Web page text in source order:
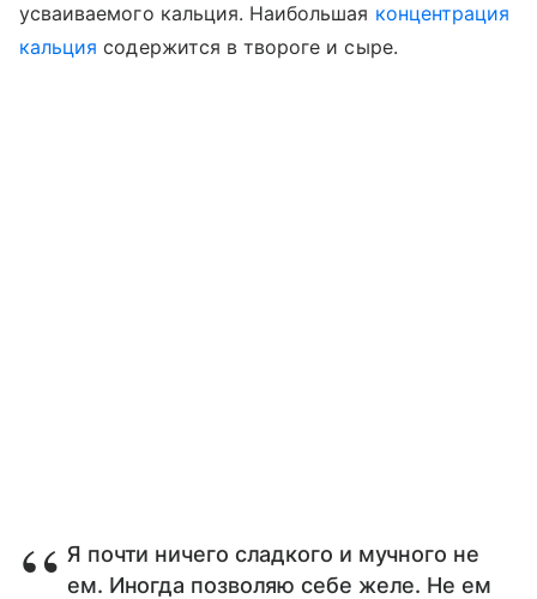
усваиваемого кальция. Наибольшая концентрация
кальция содержится в твороге и сыре.
Я почти ничего сладкого и мучного не
ем. Иногда позволяю себе желе. Не ем